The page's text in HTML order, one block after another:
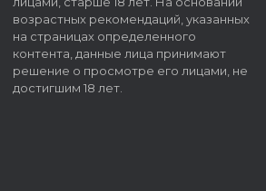
возрастных рекомендаций, указанных
на страницах определенного
контента, данные лица принимают
решение о просмотре его лицами, не
достигшим 18 лет.